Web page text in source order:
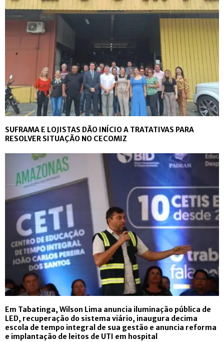
SUFRAMA E LOJISTAS DÃO INÍCIO A TRATATIVAS PARA
RESOLVER SITUAÇÃO NO CECOMIZ
Em Tabatinga, Wilson Lima anuncia iluminação pública de
LED, recuperação do sistema viário, inaugura decima
escola de tempo integral de sua gestão e anuncia reforma
e implantação de leitos de UTI em hospital